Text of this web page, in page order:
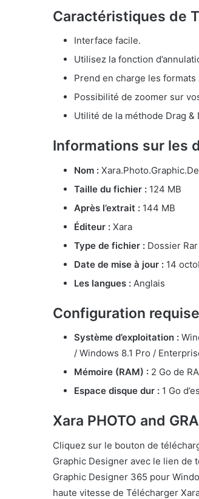
Caractéristiques de
Interface facile.
Utilisez la fonction
Prend en charge les formats
Possibilité de zoomer sur
Utilité de la méthode Drag &
Informations sur les
Nom :
Taille du fichier : 124 MB
Après l’extrait : 144 MB
Éditeur : Xara
Type de fichier : Dossier Rar
Date de mise à jour : 14
Les langues : Anglais
Configuration requise
Système d’exploitation :
/ Windows 8.1 Pro /
Mémoire (RAM) : 2 Go de
Espace disque dur : 1 Go
Xara PHOTO and
Cliquez sur le bouton de
Graphic Designer avec le lien de
Graphic Designer 365 pour
haute vitesse de Télécharger